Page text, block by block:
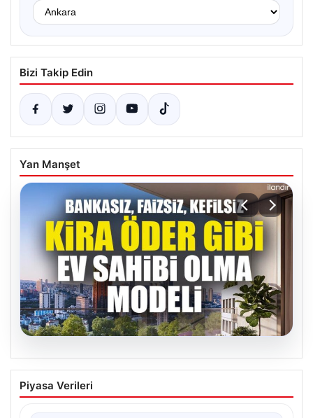
Bizi Takip Edin
Yan Manşet
07.08.2026
DAP Yapı’dan bir ilk! Emlak Konut
güvencesi Dap vizyonuyla kendi
Piyasa Verileri